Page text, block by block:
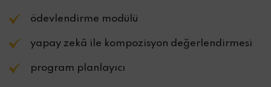
ödevlendirme modülü
yapay zekâ ile kompozisyon değerlendirmesi
program planlayıcı